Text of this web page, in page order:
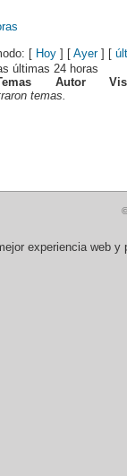
[ Hoy ] [ Ayer] [
últimas 24 horas
Autor
temas.
experiencia web